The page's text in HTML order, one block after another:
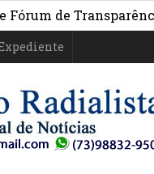
Transparência da